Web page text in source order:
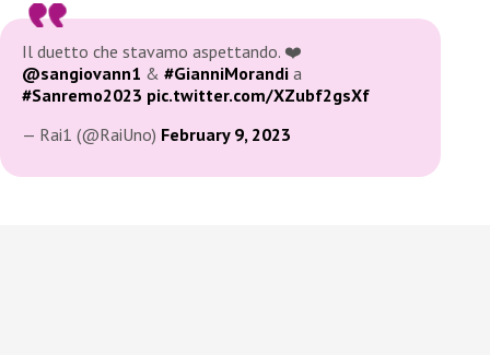
Il duetto che stavamo aspettando. ❤️
@sangiovann1 & #GianniMorandi a
#Sanremo2023 pic.twitter.com/XZubf2gsXf
— Rai1 (@RaiUno) February 9, 2023